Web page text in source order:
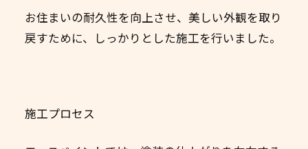
お住まいの耐久性を向上させ、美しい外観を取り
戻すために、しっかりとした施工を行いました。
施工プロセス